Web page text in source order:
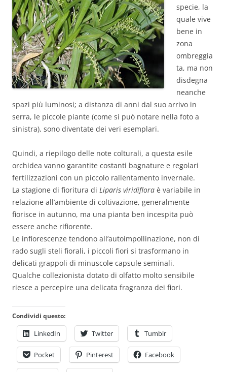
specie, la
quale vive
bene in
zona
ombreggia
ta, ma non
disdegna
neanche
spazi più luminosi; a distanza di anni dal suo arrivo in
serra, le piccole piante (come si può notare nella foto a
sinistra), sono diventate dei veri esemplari.
Quindi, a riepilogo delle note colturali, a questa esile
orchidea vanno garantite costanti bagnature e regolari
fertilizzazioni con un piccolo rallentamento invernale.
La stagione di fioritura di Liparis viridiflora è variabile in
relazione all’ambiente di coltivazione, generalmente
fiorisce in autunno, ma una pianta ben incespita può
essere anche rifiorente.
Le infiorescenze tendono all’autoimpollinazione, non di
rado sugli steli fiorali, i piccoli fiori si trasformano in
delicati grappoli di minuscole capsule seminali.
Qualche collezionista dotato di olfatto molto sensibile
riesce a percepire una delicata fragranza dei fiori.
Condividi questo:
LinkedIn Twitter Tumblr
Pocket Pinterest Facebook